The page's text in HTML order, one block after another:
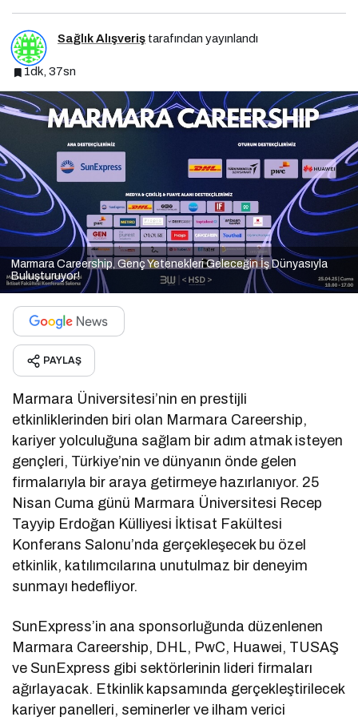
Sağlık Alışveriş tarafından yayınlandı
1dk, 37sn
Marmara Careership, Genç Yetenekleri Geleceğin İş Dünyasıyla
Buluşturuyor!
PAYLAŞ
Marmara Üniversitesi’nin en prestijli
etkinliklerinden biri olan Marmara Careership,
kariyer yolculuğuna sağlam bir adım atmak isteyen
gençleri, Türkiye’nin ve dünyanın önde gelen
firmalarıyla bir araya getirmeye hazırlanıyor. 25
Nisan Cuma günü Marmara Üniversitesi Recep
Tayyip Erdoğan Külliyesi İktisat Fakültesi
Konferans Salonu’nda gerçekleşecek bu özel
etkinlik, katılımcılarına unutulmaz bir deneyim
sunmayı hedefliyor.
SunExpress’in ana sponsorluğunda düzenlenen
Marmara Careership, DHL, PwC, Huawei, TUSAŞ
ve SunExpress gibi sektörlerinin lideri firmaları
ağırlayacak. Etkinlik kapsamında gerçekleştirilecek
kariyer panelleri, seminerler ve ilham verici